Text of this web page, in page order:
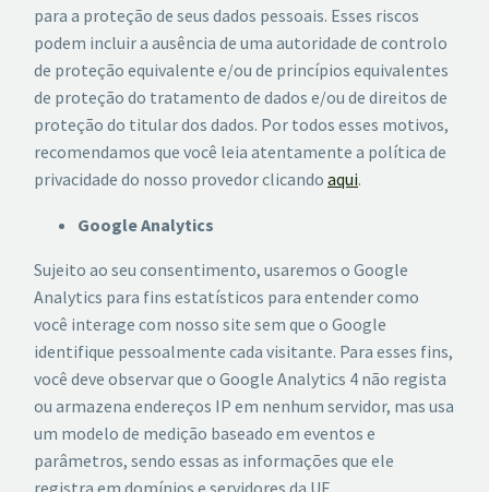
para a proteção de seus dados pessoais. Esses riscos
podem incluir a ausência de uma autoridade de controlo
de proteção equivalente e/ou de princípios equivalentes
de proteção do tratamento de dados e/ou de direitos de
proteção do titular dos dados. Por todos esses motivos,
recomendamos que você leia atentamente a política de
privacidade do nosso provedor clicando aqui.
Google Analytics
Sujeito ao seu consentimento, usaremos o Google
Analytics para fins estatísticos para entender como
você interage com nosso site sem que o Google
identifique pessoalmente cada visitante. Para esses fins,
você deve observar que o Google Analytics 4 não regista
ou armazena endereços IP em nenhum servidor, mas usa
um modelo de medição baseado em eventos e
parâmetros, sendo essas as informações que ele